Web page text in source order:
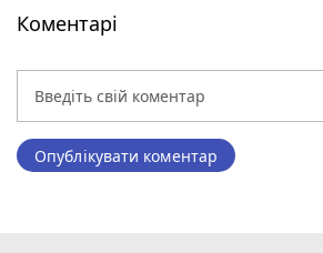
Коментарі
Опублікувати коментар